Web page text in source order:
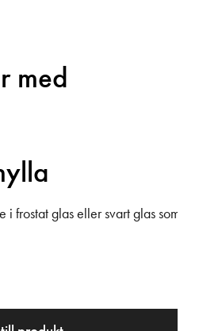
med
mm. Front i Briljantglas.
i frostat glas eller svart glas som